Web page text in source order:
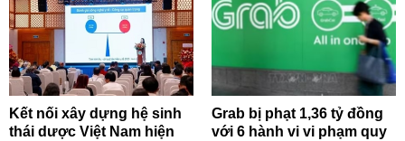
Kết nối xây dựng hệ sinh
thái dược Việt Nam hiện
Grab bị phạt 1,36 tỷ đồng
với 6 hành vi vi phạm quy